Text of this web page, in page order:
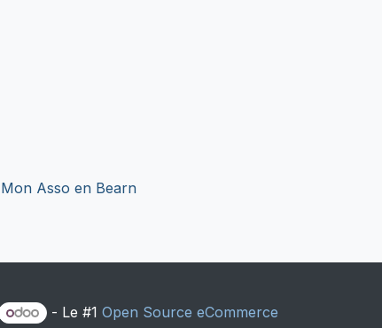
Mon Asso en Bearn
- Le #1 Open Source eCommerce